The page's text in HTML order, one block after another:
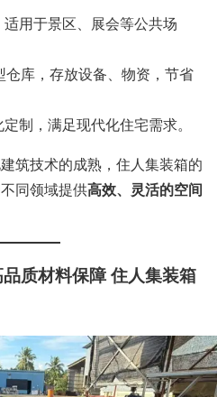
用于景区、展会等公共场
库，存放设备、物资，节省
制，满足现代化住宅需求。
筑技术的成熟，住人集装箱的
同领域提供高效、灵活的空间
质材料保障 住人集装箱